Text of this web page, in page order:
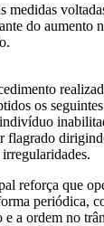
medidas
do aumento
os
flagrado
reforça que
periódica,
e a ordem no